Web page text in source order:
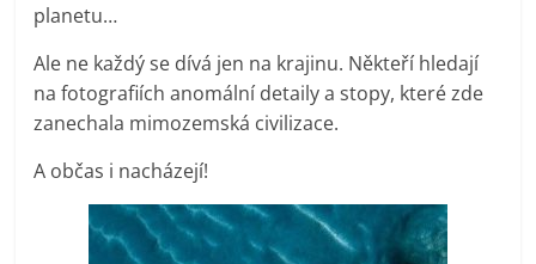
planetu…
Ale ne každý se dívá jen na krajinu. Někteří hledají
na fotografiích anomální detaily a stopy, které zde
zanechala mimozemská civilizace.
A občas i nacházejí!